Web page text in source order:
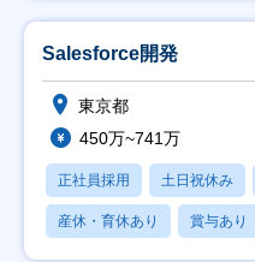
Salesforce開発
東京都
450万~741万
正社員採用 土日祝休み
産休・育休あり 賞与あり